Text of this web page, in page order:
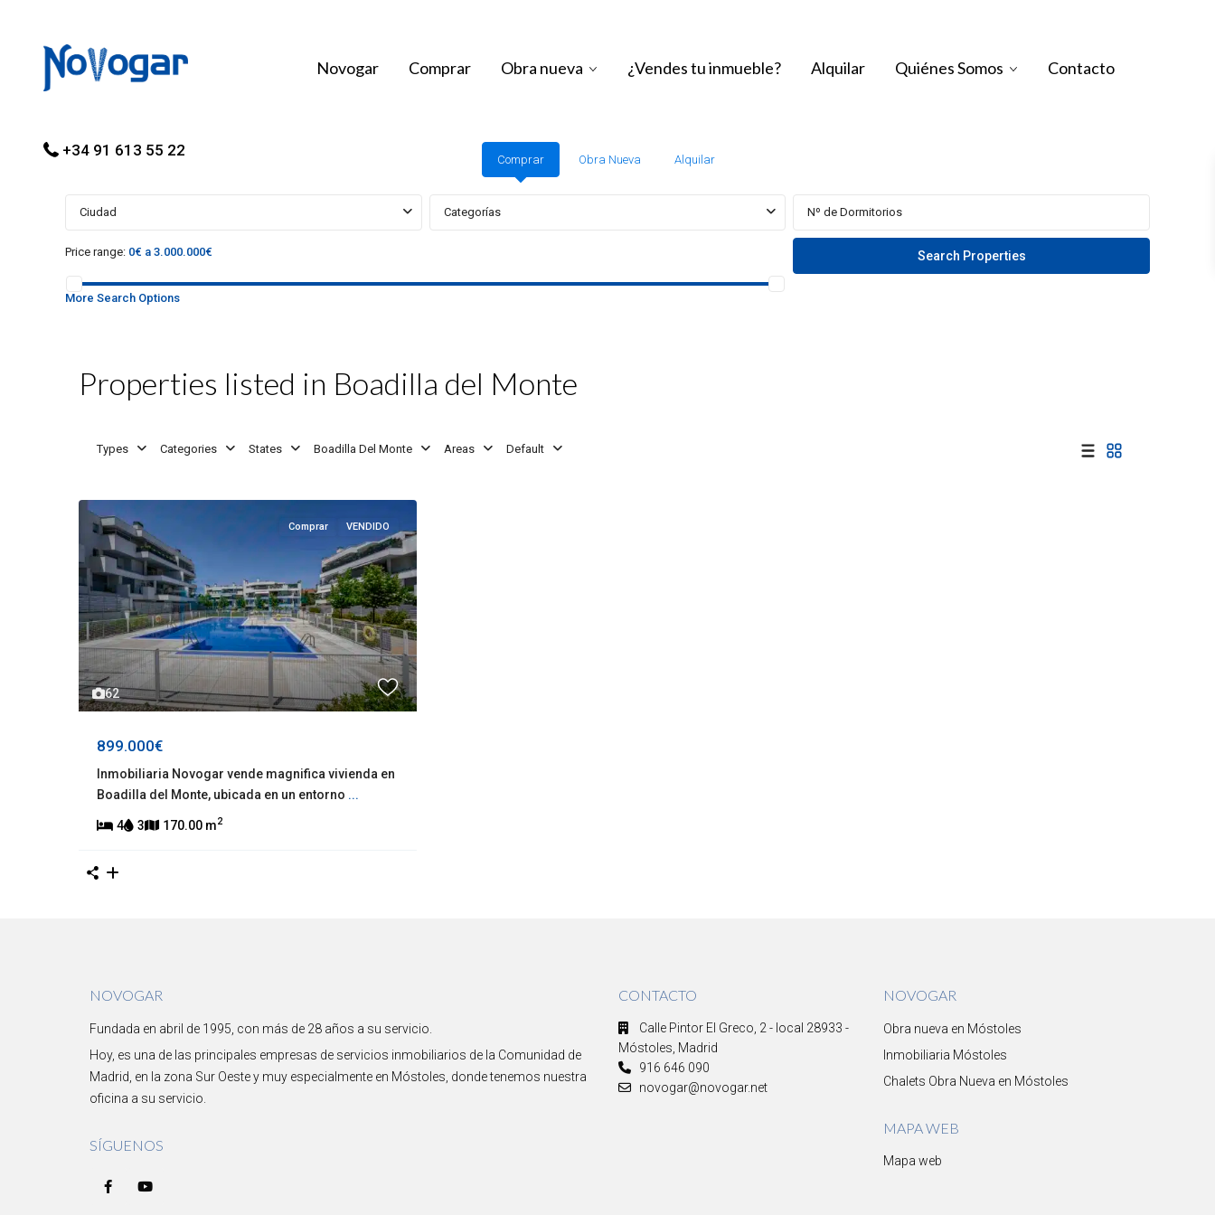
Novogar Comprar Obra nueva ¿Vendes tu inmueble? Alquilar Quiénes Somos Contacto
+34 91 613 55 22
Comprar Obra Nueva Alquilar
Ciudad Categorías
Price range: 0€ a 3.000.000€
More Search Options
Properties listed in Boadilla del Monte
Types Categories States Boadilla Del Monte Areas Default
62
Comprar VENDIDO
899.000€
Inmobiliaria Novogar vende magnifica vivienda en
Boadilla del Monte, ubicada en un entorno ...
4 3 170.00 m2
NOVOGAR
Fundada en abril de 1995, con más de 28 años a su servicio.
Hoy, es una de las principales empresas de servicios inmobiliarios de la Comunidad de
Madrid, en la zona Sur Oeste y muy especialmente en Móstoles, donde tenemos nuestra
oficina a su servicio.
SÍGUENOS
CONTACTO
Calle Pintor El Greco, 2 - local 28933 -
Móstoles, Madrid
916 646 090
novogar@novogar.net
NOVOGAR
Obra nueva en Móstoles
Inmobiliaria Móstoles
Chalets Obra Nueva en Móstoles
MAPA WEB
Mapa web